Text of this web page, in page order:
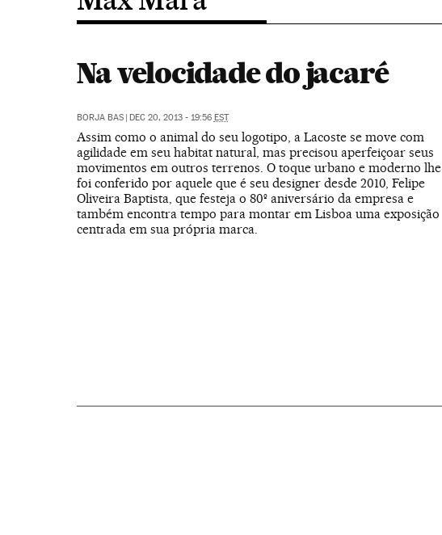
Na velocidade do jacaré
BORJA BAS | DEC 20, 2013 - 19:56 EST
Assim como o animal do seu logotipo, a Lacoste se move com
agilidade em seu habitat natural, mas precisou aperfeiçoar seus
movimentos em outros terrenos. O toque urbano e moderno lhe
foi conferido por aquele que é seu designer desde 2010, Felipe
Oliveira Baptista, que festeja o 80º aniversário da empresa e
também encontra tempo para montar em Lisboa uma exposição
centrada em sua própria marca.